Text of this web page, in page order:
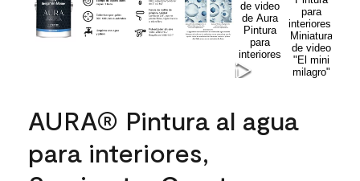
AURA® Pintura al agua
para interiores,